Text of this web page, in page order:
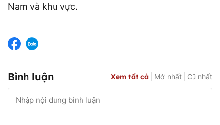
Nam và khu vực.
Bình luận Xem tất cả Mới nhất Cũ nhất